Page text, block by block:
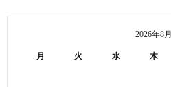
2026年8月
月 火 水 木